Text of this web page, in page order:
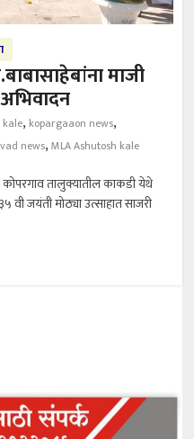
माजी
kale, kopargaaon news,
news,MLA Ashutosh kale
: कोपरगाव तालुक्यातील काकडी येथे
वी जयंती मोठ्या उत्साहात साजरी